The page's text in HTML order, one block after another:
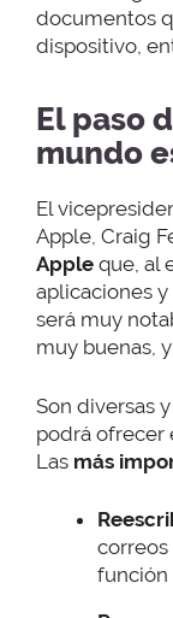
documentos
dispositivo,
El paso
mundo
El
Apple, Craig
Apple que, al
aplicaciones
será muy
muy buenas,
Son diversas
podrá ofrecer
Las más
correos
función